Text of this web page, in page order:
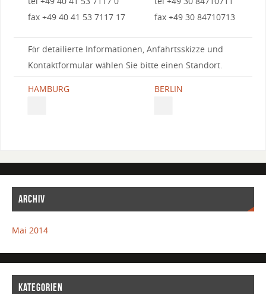
fax +49 40 41 53 7117 17
fax +49 30 84710713
Für detailierte Informationen, Anfahrtsskizze und
Kontaktformular wählen Sie bitte einen Standort.
HAMBURG BERLIN
ARCHIV
Mai 2014
KATEGORIEN